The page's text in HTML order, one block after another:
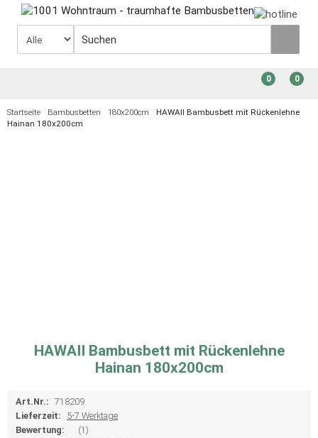
0
0
Startseite Bambusbetten 180x200cm
HAWAII Bambusbett mit Rückenlehne
Hainan 180x200cm
HAWAII Bambusbett mit Rückenlehne
Hainan 180x200cm
Art.Nr.: 718209
Lieferzeit:
5-7 Werktage
Bewertung:
(1)